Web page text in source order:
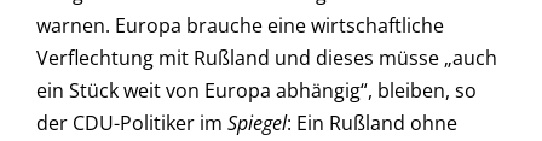
warnen. Europa brauche eine wirtschaftliche
Verflechtung mit Rußland und dieses müsse „auch
ein Stück weit von Europa abhängig“, bleiben, so
der CDU-Politiker im Spiegel: Ein Rußland ohne